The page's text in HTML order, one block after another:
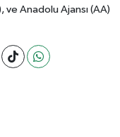
ve Anadolu Ajansı (AA)